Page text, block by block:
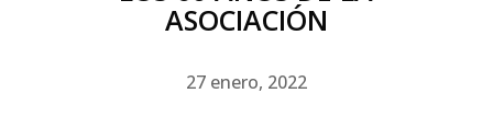
ASOCIACIÓN
27 enero, 2022